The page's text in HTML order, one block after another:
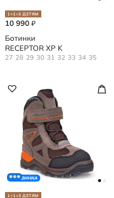
1+1=3 ДЕТЯМ
10 990 ₽
Ботинки
RECEPTOR XP K
27 28 29 30 31 32 33 34 35
НОВИНКА
1+1=3 ДЕТЯМ